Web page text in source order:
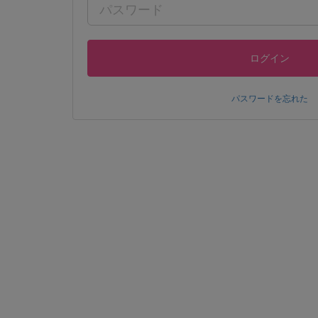
ログイン
パスワードを忘れた